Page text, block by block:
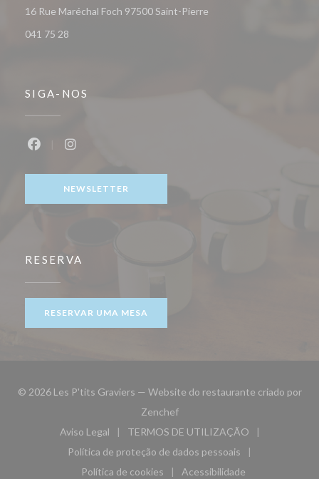
16 Rue Maréchal Foch 97500 Saint-Pierre
041 75 28
SIGA-NOS
NEWSLETTER
RESERVA
RESERVAR UMA MESA
© 2026 Les P'tits Graviers — Website do restaurante criado por
Zenchef((abre numa nova janela))
Aviso Legal
((abre numa nova janela))
TERMOS DE UTILIZAÇÃO
((abre numa nova janela))
Política de proteção de dados pessoais
((abre numa nova janela))
Política de cookies
Acessibilidade